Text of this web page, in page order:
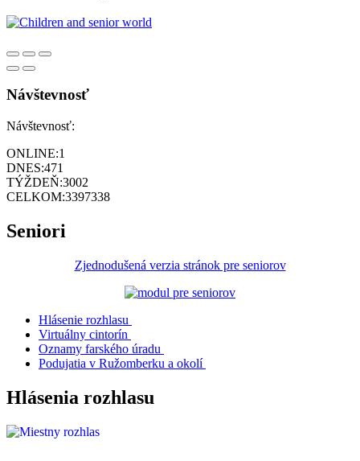
Návštevnosť
Návštevnosť:
ONLINE:1
DNES:471
TÝŽDEŇ:3002
CELKOM:3397338
Seniori
Zjednodušená verzia stránok pre seniorov
Hlásenie rozhlasu
Virtuálny cintorín
Oznamy farského úradu
Podujatia v Ružomberku a okolí
Hlásenia rozhlasu